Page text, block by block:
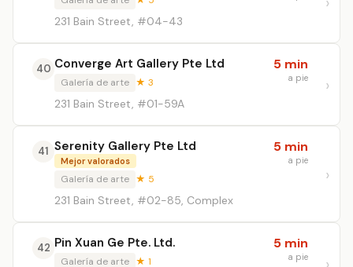
231 Bain Street, #04-43
40 Converge Art Gallery Pte Ltd
Galería de arte ★ 3
231 Bain Street, #01-59A
5 min
a pie
41 Serenity Gallery Pte Ltd
Mejor valorados
Galería de arte ★ 5
231 Bain Street, #02-85, Complex
5 min
a pie
42 Pin Xuan Ge Pte. Ltd.
Galería de arte ★ 1
5 min
a pie